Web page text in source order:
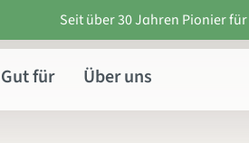
Seit über 30 Jahren Pionier
Gut für Über uns